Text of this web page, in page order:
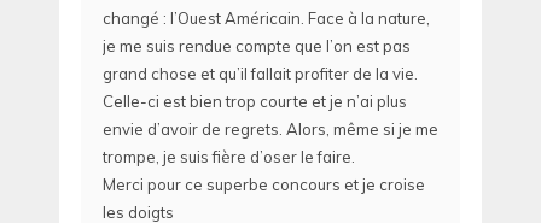
changé : l’Ouest Américain. Face à la nature,
je me suis rendue compte que l’on est pas
grand chose et qu’il fallait profiter de la vie.
Celle-ci est bien trop courte et je n’ai plus
envie d’avoir de regrets. Alors, même si je me
trompe, je suis fière d’oser le faire.
Merci pour ce superbe concours et je croise
les doigts